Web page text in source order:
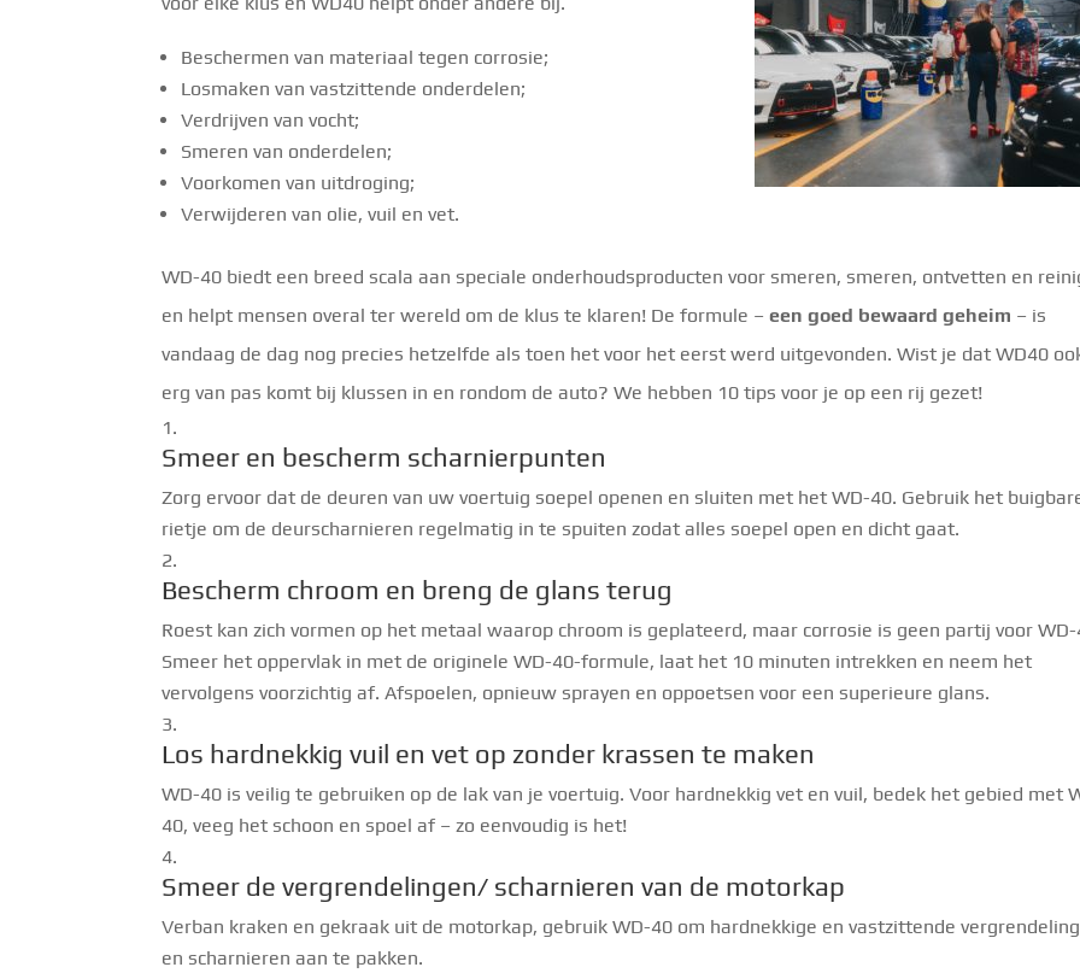
Beschermen van materiaal tegen corrosie;
Losmaken van vastzittende onderdelen;
Verdrijven van vocht;
Smeren van onderdelen;
Voorkomen van uitdroging;
Verwijderen van olie, vuil en vet.
WD-40 biedt een breed scala aan speciale onderhoudsproducten voor smeren, smeren, ontvetten en
en helpt mensen overal ter wereld om de klus te klaren! De formule –een goed bewaard geheim – is
vandaag de dag nog precies hetzelfde als toen het voor het eerst werd uitgevonden. Wist je dat WD40
erg van pas komt bij klussen in en rondom de auto? We hebben 10 tips voor je op een rij gezet!
Smeer en bescherm scharnierpunten
Zorg ervoor dat de deuren van uw voertuig soepel openen en sluiten met het WD-40. Gebruik het
rietje om de deurscharnieren regelmatig in te spuiten zodat alles soepel open en dicht gaat.
Bescherm chroom en breng de glans terug
Roest kan zich vormen op het metaal waarop chroom is geplateerd, maar corrosie is geen partij voor WD-
Smeer het oppervlak in met de originele WD-40-formule, laat het 10 minuten intrekken en neem het
vervolgens voorzichtig af. Afspoelen, opnieuw sprayen en oppoetsen voor een superieure glans.
Los hardnekkig vuil en vet op zonder krassen te maken
WD-40 is veilig te gebruiken op de lak van je voertuig. Voor hardnekkig vet en vuil, bedek het gebied met
40, veeg het schoon en spoel af – zo eenvoudig is het!
Smeer de vergrendelingen/ scharnieren van de motorkap
Verban kraken en gekraak uit de motorkap, gebruik WD-40 om hardnekkige en vastzittende
en scharnieren aan te pakken.